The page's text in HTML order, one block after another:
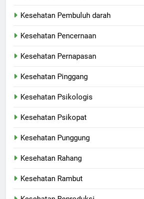
Kesehatan Pembuluh darah
Kesehatan Pencernaan
Kesehatan Pernapasan
Kesehatan Pinggang
Kesehatan Psikologis
Kesehatan Psikopat
Kesehatan Punggung
Kesehatan Rahang
Kesehatan Rambut